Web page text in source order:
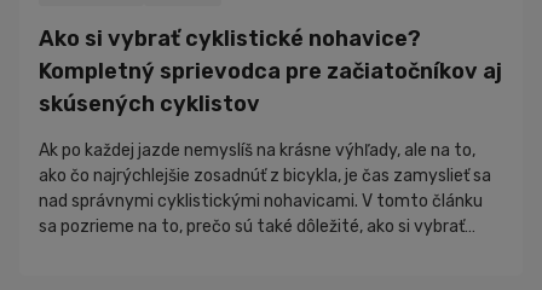
Ako si vybrať cyklistické nohavice?
Kompletný sprievodca pre začiatočníkov aj
skúsených cyklistov
Ak po každej jazde nemyslíš na krásne výhľady, ale na to,
ako čo najrýchlejšie zosadnúť z bicykla, je čas zamyslieť sa
nad správnymi cyklistickými nohavicami. V tomto článku
sa pozrieme na to, prečo sú také dôležité, ako si vybrať